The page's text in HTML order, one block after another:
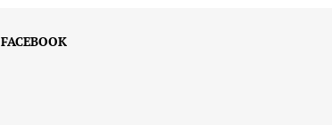
FACEBOOK